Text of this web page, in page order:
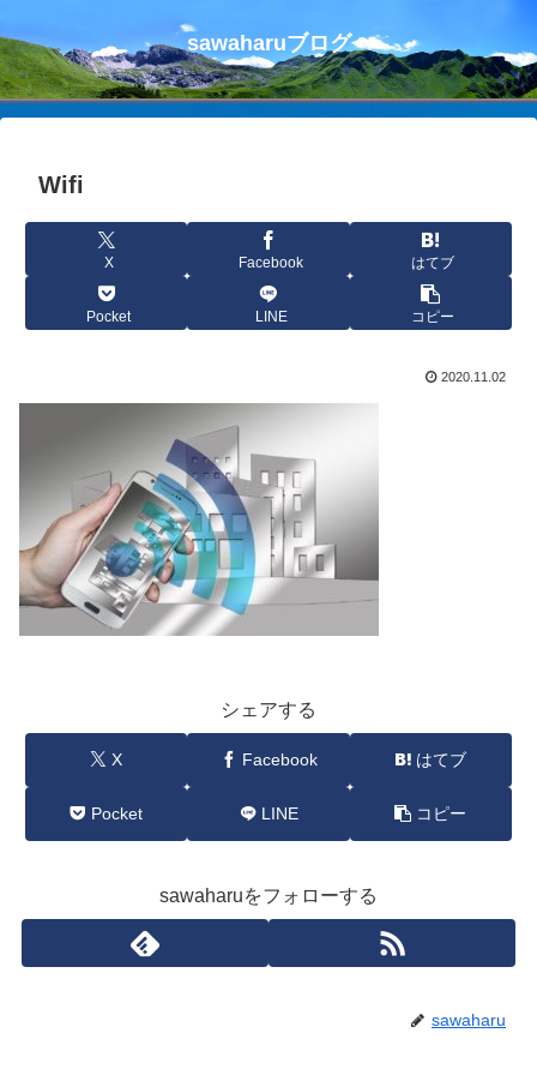
sawaharuブログ
Wifi
X Facebook はてブ
Pocket LINE コピー
2020.11.02
シェアする
X Facebook はてブ
Pocket LINE コピー
sawaharuをフォローする
sawaharu